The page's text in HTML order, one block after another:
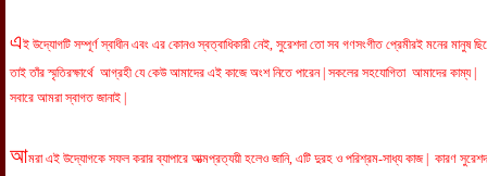
এই উদ্যোগটি সম্পূর্ণ স্বাধীন এবং এর কোনও স্বত্বাধিকারী নেই, সুরেশদা তো সব গণসংগীত প্রেমীরই মনের মানুষ
তাই তাঁর স্মৃতিরক্ষার্থে আগ্রহী যে কেউ আমাদের এই কাজে অংশ নিতে পারেন | সকলের সহযোগিতা আমাদের কাম্য |
সবারে আমরা স্বাগত জানাই |
আমরা এই উদ্যোগকে সফল করার ব্যাপারে আত্মপ্রত্যয়ী হলেও জানি, এটি দুরহ ও পরিশ্রম-সাধ্য কাজ | কারণ